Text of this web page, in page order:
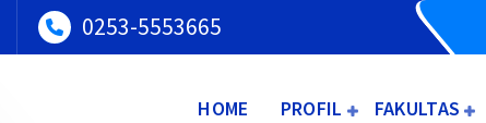
0253-5553665
HOME PROFIL FAKULTAS